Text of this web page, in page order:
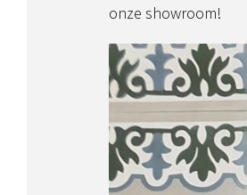
onze showroom!